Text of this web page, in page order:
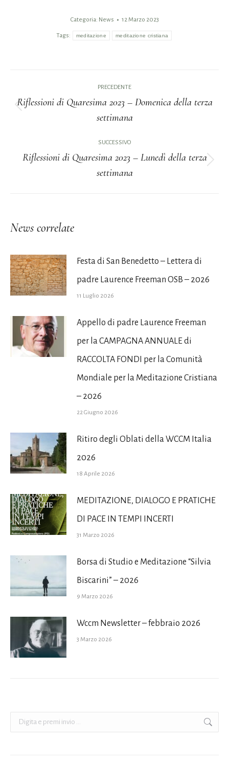
Categoria: News 12 Marzo 2023
Tags: meditazione meditazione cristiana
tra
post
PRECEDENTE
Riflessioni di Quaresima 2023 – Domenica della terza
settimana
SUCCESSIVO
Riflessioni di Quaresima 2023 – Lunedì della terza
settimana
News correlate
Festa di San Benedetto – Lettera di
padre Laurence Freeman OSB – 2026
11 Luglio 2026
Appello di padre Laurence Freeman
per la CAMPAGNA ANNUALE di
RACCOLTA FONDI per la Comunità
Mondiale per la Meditazione Cristiana
– 2026
22 Giugno 2026
Ritiro degli Oblati della WCCM Italia
2026
18 Aprile 2026
MEDITAZIONE, DIALOGO E PRATICHE
DI PACE IN TEMPI INCERTI
31 Marzo 2026
Borsa di Studio e Meditazione “Silvia
Biscarini” – 2026
9 Marzo 2026
Wccm Newsletter – febbraio 2026
3 Marzo 2026